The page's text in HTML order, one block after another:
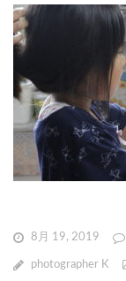
8月 19, 2019
photographer K